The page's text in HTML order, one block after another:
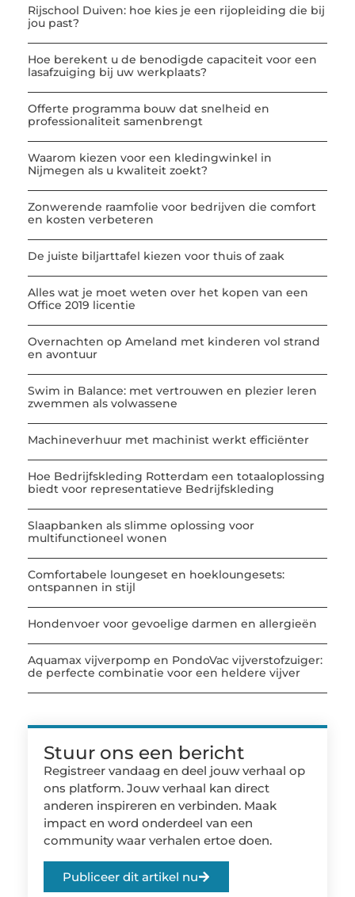
Rijschool Duiven: hoe kies je een rijopleiding die bij
jou past?
Hoe berekent u de benodigde capaciteit voor een
lasafzuiging bij uw werkplaats?
Offerte programma bouw dat snelheid en
professionaliteit samenbrengt
Waarom kiezen voor een kledingwinkel in
Nijmegen als u kwaliteit zoekt?
Zonwerende raamfolie voor bedrijven die comfort
en kosten verbeteren
De juiste biljarttafel kiezen voor thuis of zaak
Alles wat je moet weten over het kopen van een
Office 2019 licentie
Overnachten op Ameland met kinderen vol strand
en avontuur
Swim in Balance: met vertrouwen en plezier leren
zwemmen als volwassene
Machineverhuur met machinist werkt efficiënter
Hoe Bedrijfskleding Rotterdam een totaaloplossing
biedt voor representatieve Bedrijfskleding
Slaapbanken als slimme oplossing voor
multifunctioneel wonen
Comfortabele loungeset en hoekloungesets:
ontspannen in stijl
Hondenvoer voor gevoelige darmen en allergieën
Aquamax vijverpomp en PondoVac vijverstofzuiger:
de perfecte combinatie voor een heldere vijver
Stuur ons een bericht
Registreer vandaag en deel jouw verhaal op
ons platform. Jouw verhaal kan direct
anderen inspireren en verbinden. Maak
impact en word onderdeel van een
community waar verhalen ertoe doen.
Publiceer dit artikel nu